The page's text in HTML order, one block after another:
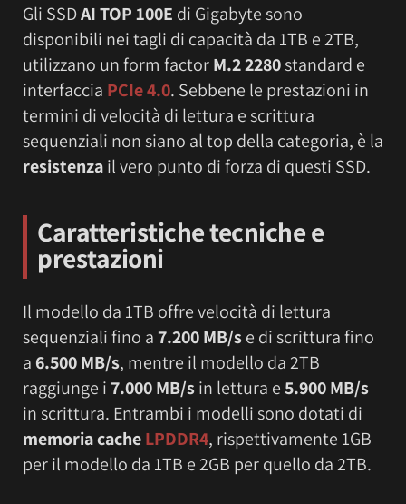
Gli SSDAI TOP 100E di Gigabyte sono
disponibili nei tagli di capacità da 1TB e 2TB,
utilizzano un form factorM.2 2280standard e
interfaccia PCIe 4.0. Sebbene le prestazioni in
termini di velocità di lettura e scrittura
sequenziali non siano al top della categoria, è la
resistenzail vero punto di forza di questi SSD.
Caratteristiche tecniche e
prestazioni
Il modello da 1TB offre velocità di lettura
sequenziali fino a7.200 MB/se di scrittura fino
a6.500 MB/s, mentre il modello da 2TB
raggiunge i7.000 MB/sin lettura e5.900 MB/s
in scrittura. Entrambi i modelli sono dotati di
memoria cacheLPDDR4, rispettivamente 1GB
per il modello da 1TB e 2GB per quello da 2TB.